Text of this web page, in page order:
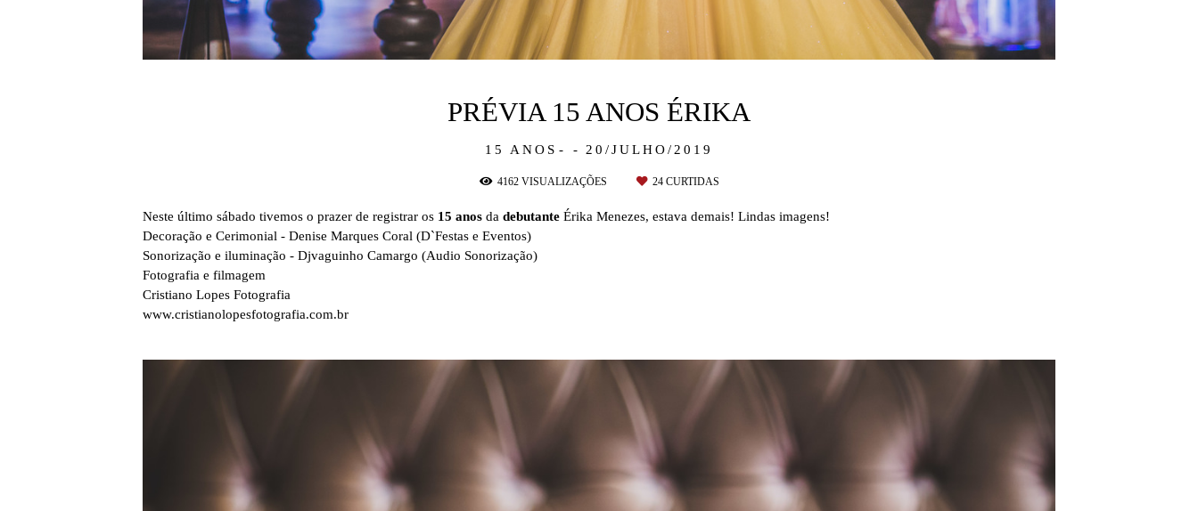
15 ANOS 20/JULHO/2019
PRÉVIA 15 ANOS ÉRIKA
4162VISUALIZAÇÕES 24CURTIDAS
Neste último sábado tivemos o prazer de registrar os 15 anos da debutante Érika Menezes, estava demais! Lindas imagens!
Decoração e Cerimonial - Denise Marques Coral (D`Festas e Eventos)
Sonorização e iluminação - Djvaguinho Camargo (Audio Sonorização)
Fotografia e filmagem
Cristiano Lopes Fotografia
www.cristianolopesfotografia.com.br